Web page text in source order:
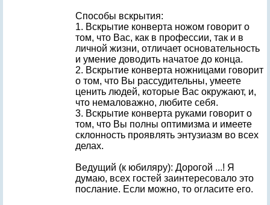
Способы вскрытия:
1. Вскрытие конверта ножом говорит о
том, что Вас, как в профессии, так и в
личной жизни, отличает основательность
и умение доводить начатое до конца.
2. Вскрытие конверта ножницами говорит
о том, что Вы рассудительны, умеете
ценить людей, которые Вас окружают, и,
что немаловажно, любите себя.
3. Вскрытие конверта руками говорит о
том, что Вы полны оптимизма и имеете
склонность проявлять энтузиазм во всех
делах.
Ведущий (к юбиляру): Дорогой ...! Я
думаю, всех гостей заинтересовало это
послание. Если можно, то огласите его.